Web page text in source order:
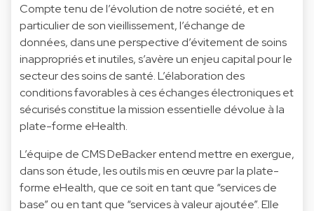
Compte tenu de l’évolution de notre société, et en
particulier de son vieillissement, l’échange de
données, dans une perspective d’évitement de soins
inappropriés et inutiles, s’avère un enjeu capital pour le
secteur des soins de santé. L’élaboration des
conditions favorables à ces échanges électroniques et
sécurisés constitue la mission essentielle dévolue à la
plate-forme eHealth.
L’équipe de CMS DeBacker entend mettre en exergue,
dans son étude, les outils mis en œuvre par la plate-
forme eHealth, que ce soit en tant que “services de
base” ou en tant que “services à valeur ajoutée”. Elle